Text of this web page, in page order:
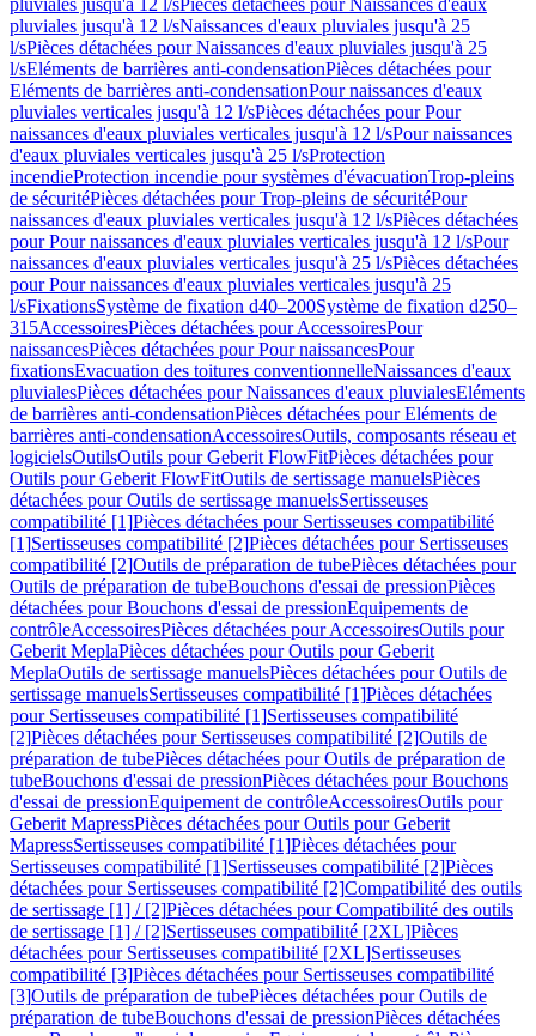
pluviales jusqu'à 12 l/sPièces détachées pour Naissances d'eaux
pluviales jusqu'à 12 l/sNaissances d'eaux pluviales jusqu'à 25
l/sPièces détachées pour Naissances d'eaux pluviales jusqu'à 25
l/sEléments de barrières anti-condensationPièces détachées pour
Eléments de barrières anti-condensationPour naissances d'eaux
pluviales verticales jusqu'à 12 l/sPièces détachées pour Pour
naissances d'eaux pluviales verticales jusqu'à 12 l/sPour naissances
d'eaux pluviales verticales jusqu'à 25 l/sProtection
incendieProtection incendie pour systèmes d'évacuationTrop-pleins
de sécuritéPièces détachées pour Trop-pleins de sécuritéPour
naissances d'eaux pluviales verticales jusqu'à 12 l/sPièces détachées
pour Pour naissances d'eaux pluviales verticales jusqu'à 12 l/sPour
naissances d'eaux pluviales verticales jusqu'à 25 l/sPièces détachées
pour Pour naissances d'eaux pluviales verticales jusqu'à 25
l/sFixationsSystème de fixation d40–200Système de fixation d250–
315AccessoiresPièces détachées pour AccessoiresPour
naissancesPièces détachées pour Pour naissancesPour
fixationsEvacuation des toitures conventionnelleNaissances d'eaux
pluvialesPièces détachées pour Naissances d'eaux pluvialesEléments
de barrières anti-condensationPièces détachées pour Eléments de
barrières anti-condensationAccessoiresOutils, composants réseau et
logicielsOutilsOutils pour Geberit FlowFitPièces détachées pour
Outils pour Geberit FlowFitOutils de sertissage manuelsPièces
détachées pour Outils de sertissage manuelsSertisseuses
compatibilité [1]Pièces détachées pour Sertisseuses compatibilité
[1]Sertisseuses compatibilité [2]Pièces détachées pour Sertisseuses
compatibilité [2]Outils de préparation de tubePièces détachées pour
Outils de préparation de tubeBouchons d'essai de pressionPièces
détachées pour Bouchons d'essai de pressionEquipements de
contrôleAccessoiresPièces détachées pour AccessoiresOutils pour
Geberit MeplaPièces détachées pour Outils pour Geberit
MeplaOutils de sertissage manuelsPièces détachées pour Outils de
sertissage manuelsSertisseuses compatibilité [1]Pièces détachées
pour Sertisseuses compatibilité [1]Sertisseuses compatibilité
[2]Pièces détachées pour Sertisseuses compatibilité [2]Outils de
préparation de tubePièces détachées pour Outils de préparation de
tubeBouchons d'essai de pressionPièces détachées pour Bouchons
d'essai de pressionEquipement de contrôleAccessoiresOutils pour
Geberit MapressPièces détachées pour Outils pour Geberit
MapressSertisseuses compatibilité [1]Pièces détachées pour
Sertisseuses compatibilité [1]Sertisseuses compatibilité [2]Pièces
détachées pour Sertisseuses compatibilité [2]Compatibilité des outils
de sertissage [1] / [2]Pièces détachées pour Compatibilité des outils
de sertissage [1] / [2]Sertisseuses compatibilité [2XL]Pièces
détachées pour Sertisseuses compatibilité [2XL]Sertisseuses
compatibilité [3]Pièces détachées pour Sertisseuses compatibilité
[3]Outils de préparation de tubePièces détachées pour Outils de
préparation de tubeBouchons d'essai de pressionPièces détachées